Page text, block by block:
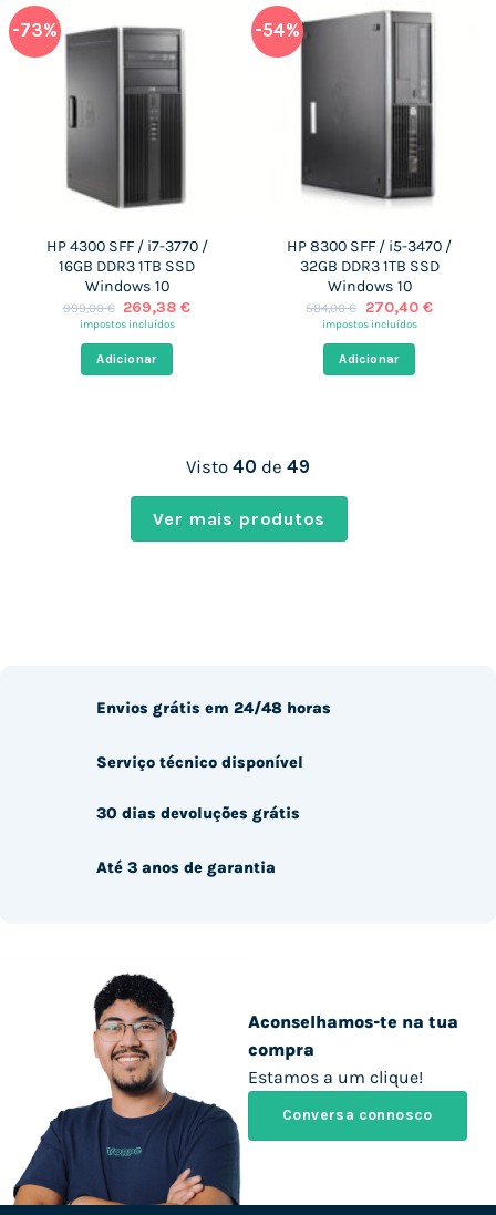
-73%
HP 4300 SFF / i7-3770 /
16GB DDR3 1TB SSD
Windows 10
999,00€ O
preço
era:
999,00 €.
269,38€O
impostos incluídos
Adicionar
-54%
HP 8300 SFF / i5-3470 /
32GB DDR3 1TB SSD
Windows 10
584,00€
O
preço
era:
584,00 €.
270,40 €O
impostos incluídos
Adicionar
Visto 40 de 49
Ver mais produtos
Aconselhamos-te na tua
compra
Estamos a um clique!
Conversa connosco
Envios grátis em 24/48 horas
Serviço técnico disponível
30 dias devoluções grátis
Até 3 anos de garantia